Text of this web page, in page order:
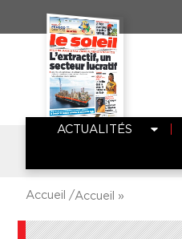
ACTUALITÉS
Accueil /Accueil »